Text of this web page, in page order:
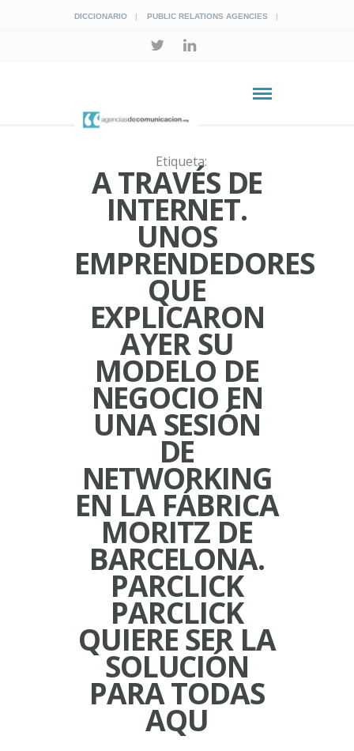
DICCIONARIO PUBLIC RELATIONS AGENCIES
Etiqueta:
A TRAVÉS DE
INTERNET.
UNOS
EMPRENDEDORES
QUE
EXPLICARON
AYER SU
MODELO DE
NEGOCIO EN
UNA SESIÓN
DE
NETWORKING
EN LA FÁBRICA
MORITZ DE
BARCELONA.
PARCLICK
PARCLICK
QUIERE SER LA
SOLUCIÓN
PARA TODAS
AQU